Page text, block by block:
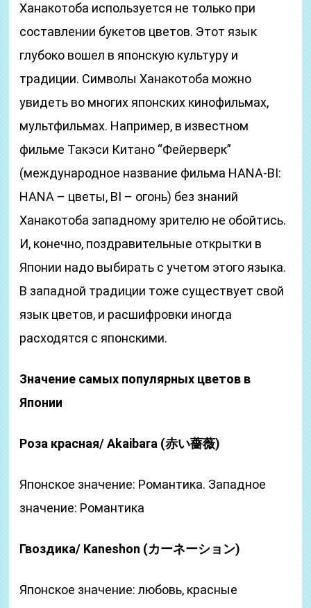
Ханакотоба используется не только при
составлении букетов цветов. Этот язык
глубоко вошел в японскую культуру и
традиции. Символы Ханакотоба можно
увидеть во многих японских кинофильмах,
мультфильмах. Например, в известном
фильме Такэси Китано “Фейерверк”
(международное название фильма HANA-BI:
HANA – цветы, BI – огонь) без знаний
Ханакотоба западному зрителю не обойтись.
И, конечно, поздравительные открытки в
Японии надо выбирать с учетом этого языка.
В западной традиции тоже существует свой
язык цветов, и расшифровки иногда
расходятся с японскими.
Значение самых популярных цветов в
Японии
Роза красная/ Akaibara (赤い薔薇)
Японское значение: Романтика. Западное
значение: Романтика
Гвоздика/ Kaneshon (カーネーション)
Японское значение: любовь, красные